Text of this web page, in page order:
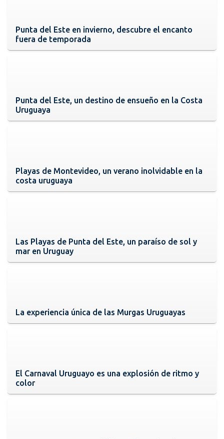
Punta del Este en invierno, descubre el encanto
fuera de temporada
Punta del Este, un destino de ensueño en la Costa
Uruguaya
Playas de Montevideo, un verano inolvidable en la
costa uruguaya
Las Playas de Punta del Este, un paraíso de sol y
mar en Uruguay
La experiencia única de las Murgas Uruguayas
El Carnaval Uruguayo es una explosión de ritmo y
color